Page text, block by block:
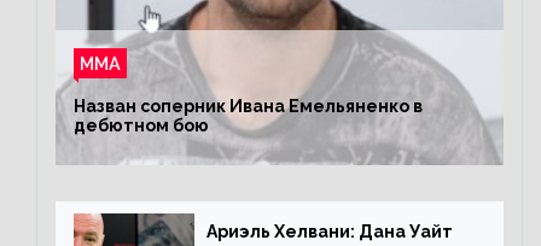
ММА
Назван соперник Ивана Емельяненко в
дебютном бою
Ариэль Хелвани: Дана Уайт